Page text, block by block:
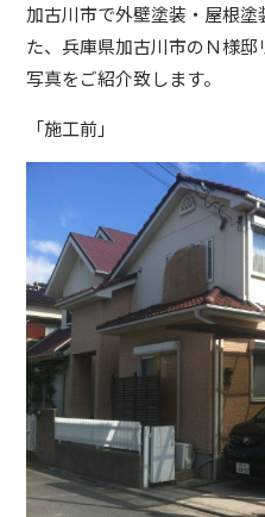
加古川市で外壁塗装・屋根
た、兵庫県加古川市のＮ様
写真をご紹介致します。
「施工前」